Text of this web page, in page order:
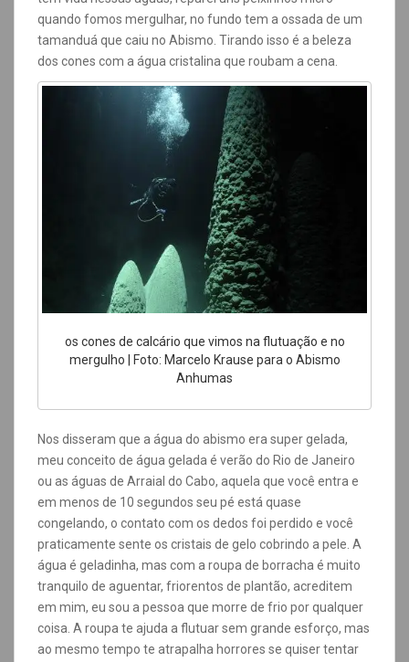
quando fomos mergulhar, no fundo tem a ossada de um
tamanduá que caiu no Abismo. Tirando isso é a beleza
dos cones com a água cristalina que roubam a cena.
os cones de calcário que vimos na flutuação e no
mergulho | Foto: Marcelo Krause para o Abismo
Anhumas
Nos disseram que a água do abismo era super gelada,
meu conceito de água gelada é verão do Rio de Janeiro
ou as águas de Arraial do Cabo, aquela que você entra e
em menos de 10 segundos seu pé está quase
congelando, o contato com os dedos foi perdido e você
praticamente sente os cristais de gelo cobrindo a pele. A
água é geladinha, mas com a roupa de borracha é muito
tranquilo de aguentar, friorentos de plantão, acreditem
em mim, eu sou a pessoa que morre de frio por qualquer
coisa. A roupa te ajuda a flutuar sem grande esforço, mas
ao mesmo tempo te atrapalha horrores se quiser tentar